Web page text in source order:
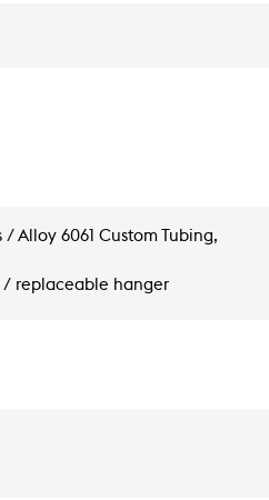
Alloy 6061 Custom Tubing,
/ replaceable hanger